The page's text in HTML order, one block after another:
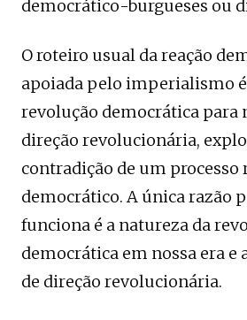
democrático-burgueses ou
O roteiro usual da reação
apoiada pelo imperialismo
revolução democrática para
direção revolucionária,
contradição de um
democrático. A única razão
funciona é a natureza da
democrática em nossa era e
de direção revolucionária.